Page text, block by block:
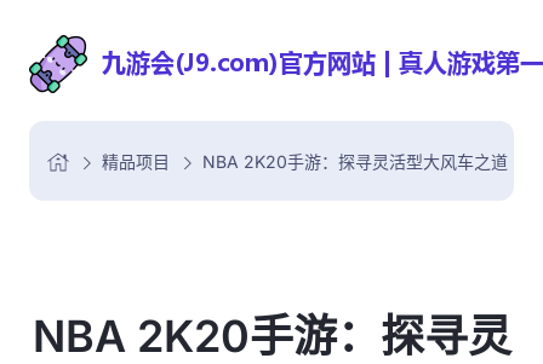
精品项目 NBA 2K20手游：探寻灵活型大风车之道
NBA 2K20手游：探寻灵